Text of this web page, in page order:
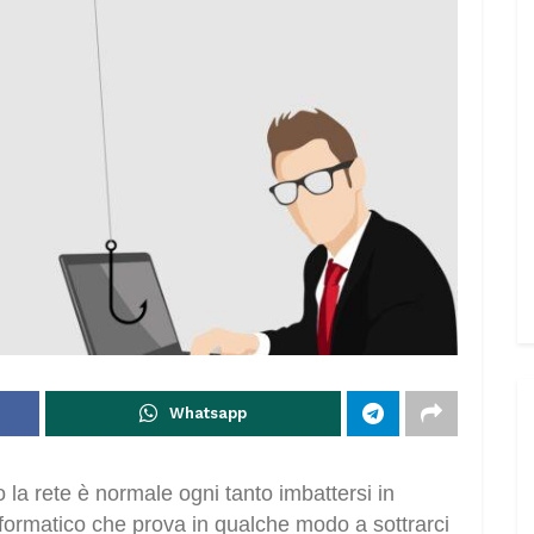
Whatsapp
rete è normale ogni tanto imbattersi in
che prova in qualche modo a sottrarci